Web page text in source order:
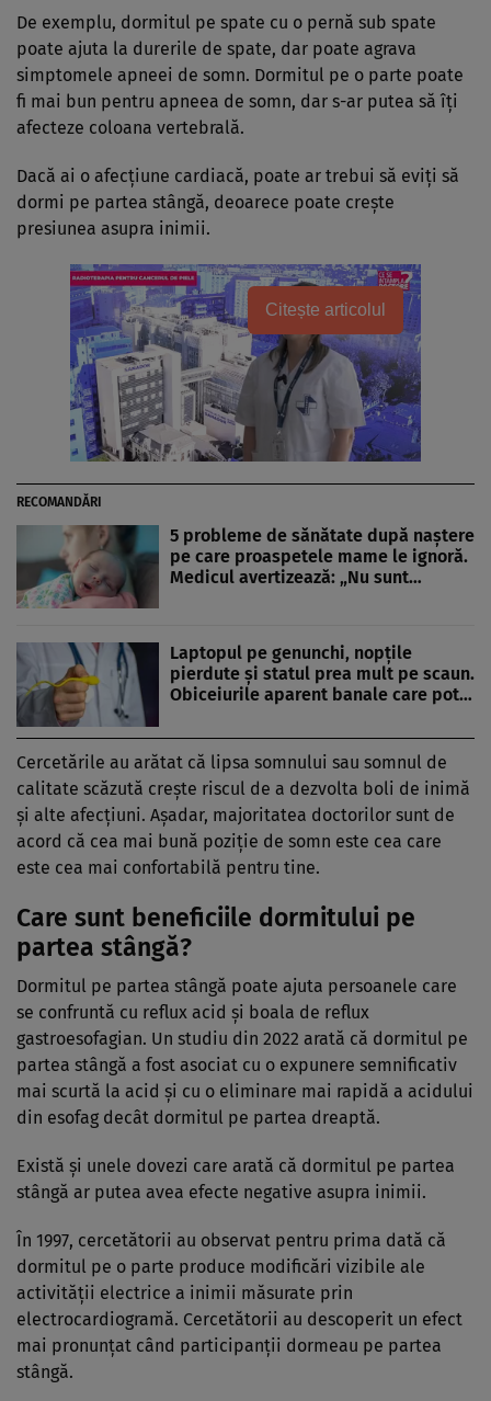
De exemplu, dormitul pe spate cu o pernă sub spate
poate ajuta la durerile de spate, dar poate agrava
simptomele apneei de somn. Dormitul pe o parte poate
fi mai bun pentru apneea de somn, dar s-ar putea să îți
afecteze coloana vertebrală.
Dacă ai o afecțiune cardiacă, poate ar trebui să eviți să
dormi pe partea stângă, deoarece poate crește
presiunea asupra inimii.
Citește articolul
RECOMANDĂRI
5 probleme de sănătate după naștere
pe care proaspetele mame le ignoră.
Medicul avertizează: „Nu sunt…
Laptopul pe genunchi, nopțile
pierdute și statul prea mult pe scaun.
Obiceiurile aparent banale care pot…
Cercetările au arătat că lipsa somnului sau somnul de
calitate scăzută crește riscul de a dezvolta boli de inimă
și alte afecțiuni. Așadar, majoritatea doctorilor sunt de
acord că cea mai bună poziție de somn este cea care
este cea mai confortabilă pentru tine.
Care sunt beneficiile dormitului pe
partea stângă?
Dormitul pe partea stângă poate ajuta persoanele care
se confruntă cu reflux acid și boala de reflux
gastroesofagian. Un studiu din 2022 arată că dormitul pe
partea stângă a fost asociat cu o expunere semnificativ
mai scurtă la acid și cu o eliminare mai rapidă a acidului
din esofag decât dormitul pe partea dreaptă.
Există și unele dovezi care arată că dormitul pe partea
stângă ar putea avea efecte negative asupra inimii.
În 1997, cercetătorii au observat pentru prima dată că
dormitul pe o parte produce modificări vizibile ale
activității electrice a inimii măsurate prin
electrocardiogramă. Cercetătorii au descoperit un efect
mai pronunțat când participanții dormeau pe partea
stângă.